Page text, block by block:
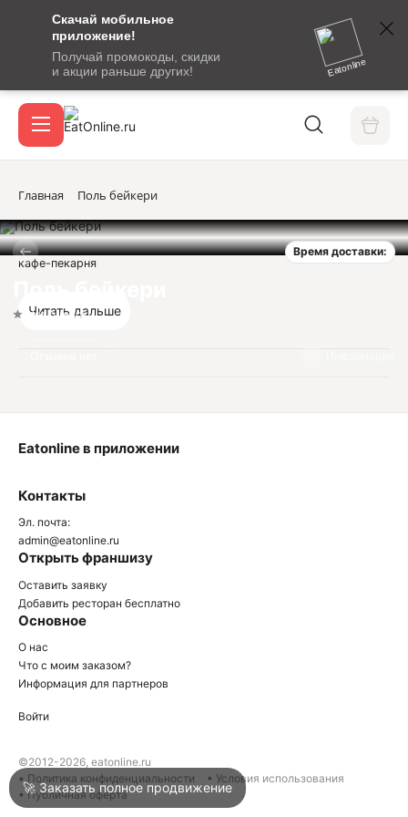
Скачай мобильное
приложение!
Получай промокоды, скидки
и акции раньше других!
Eatonline
сообщение
кодом
подтверждения
Вход / регистрация
Акции
Войти
Написать в техподдержку
Главная Поль бейкери
Время доставки:
Нет оценок
кафе-пекарня
Читать дальше
Контакты
Эл. почта:
admin@eatonline.ru
Открыть франшизу
Оставить заявку
Добавить ресторан бесплатно
Основное
О нас
Что с моим заказом?
Информация для партнеров
Eatonline в приложении
Войти
©2012-2026, eatonline.ru
• Политика конфиденциальности
• Условия использования
• Публичная оферта
🚀 Заказать полное продвижение